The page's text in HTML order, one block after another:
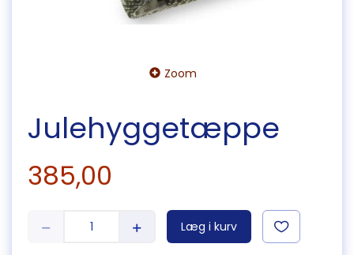
Zoom
Julehyggetæppe
385,00
Læg i kurv